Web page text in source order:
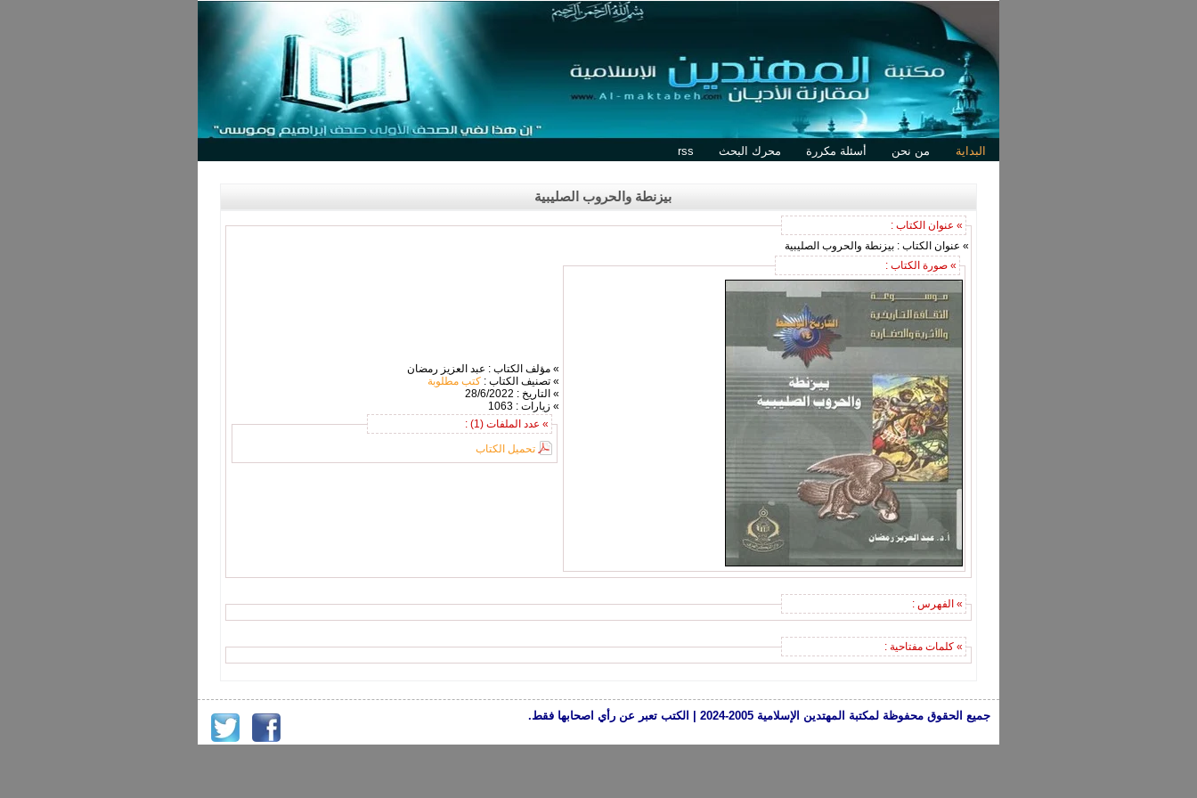
البداية من نحن أسئلة مكررة محرك البحث rss
بيزنطة والحروب الصليبية
» عنوان الكتاب :
» عنوان الكتاب : بيزنطة والحروب الصليبية
» صورة الكتاب :
» مؤلف الكتاب : عبد العزيز رمضان
» تصنيف الكتاب : كتب مطلوبة
» التاريخ : 28/6/2022
» زيارات : 1063
» عدد الملفات (1) :
تحميل الكتاب
» الفهرس :
» كلمات مفتاحية :
جميع الحقوق محفوظة لمكتبة المهتدين الإسلامية 2005-2024 | الكتب تعبر عن رأي اصحابها فقط.